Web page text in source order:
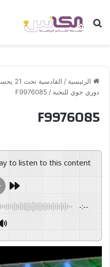
بحث عن
الرئيسية /
دوري جوي للنخبة /
F9976085
F9976085
to listen to this content
-:--